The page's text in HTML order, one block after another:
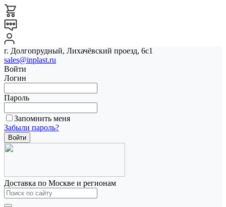
г. Долгопрудный, Лихачёвский проезд, 6с1
sales@inplast.ru
Войти
Логин
Пароль
Запомнить меня
Забыли пароль?
Доставка по Москве и регионам